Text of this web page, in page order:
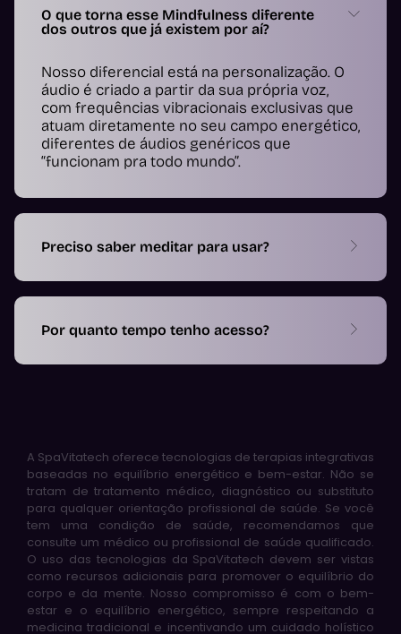
O que torna esse Mindfulness diferente
dos outros que já existem por aí?
Nosso diferencial está na personalização. O
áudio é criado a partir da sua própria voz,
com frequências vibracionais exclusivas que
atuam diretamente no seu campo energético,
diferentes de áudios genéricos que
“funcionam pra todo mundo”.
Preciso saber meditar para usar?
Por quanto tempo tenho acesso?
A SpaVitatech oferece tecnologias de terapias integrativas
baseadas no equilíbrio energético e bem-estar. Não se
tratam de tratamento médico, diagnóstico ou substituto
para qualquer orientação profissional de saúde. Se você
tem uma condição de saúde, recomendamos que
consulte um médico ou profissional de saúde qualificado.
O uso das tecnologias da SpaVitatech devem ser vistas
como recursos adicionais para promover o equilíbrio do
corpo e da mente. Nosso compromisso é com o bem-
estar e o equilíbrio energético, sempre respeitando a
medicina tradicional e incentivando um cuidado holístico